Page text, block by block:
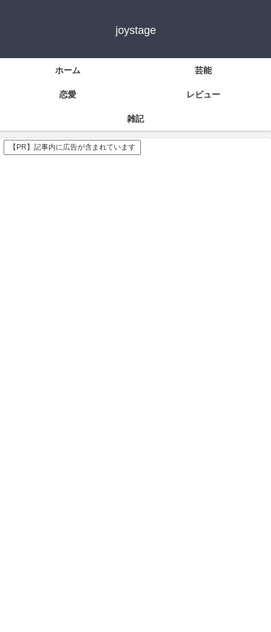
joystage
ホーム 芸能
恋愛 レビュー
雑記
【PR】記事内に広告が含まれています